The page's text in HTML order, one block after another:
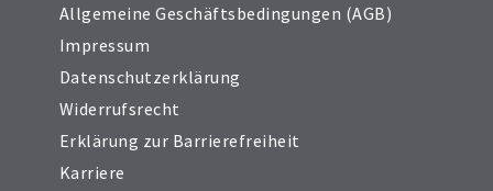
Allgemeine Geschäftsbedingungen (AGB)
Impressum
Datenschutzerklärung
Widerrufsrecht
Erklärung zur Barrierefreiheit
Karriere